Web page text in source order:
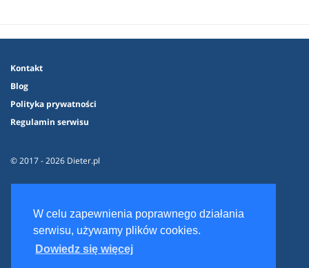
W celu zapewnienia poprawnego działania
serwisu, używamy plików cookies.
Dowiedz się więcej
Kontakt
Blog
Polityka prywatności
Regulamin serwisu
© 2017 - 2026 Dieter.pl